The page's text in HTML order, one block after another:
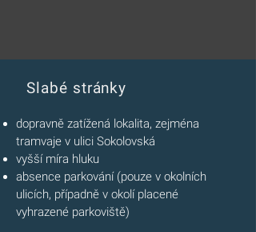
Slabé stránky
dopravně zatížená lokalita, zejména
tramvaje v ulici Sokolovská
vyšší míra hluku
absence parkování (pouze v okolních
ulicích, případně v okolí placené
vyhrazené parkoviště)